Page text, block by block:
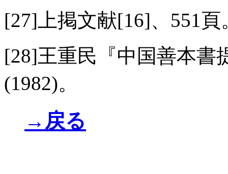
[27]上掲文献[16]、551頁
[28]王重民『中国善本書
(1982)。
→戻る